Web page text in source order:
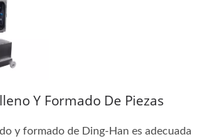
Y Formado De Piezas
y formado de Ding-Han es adecuada